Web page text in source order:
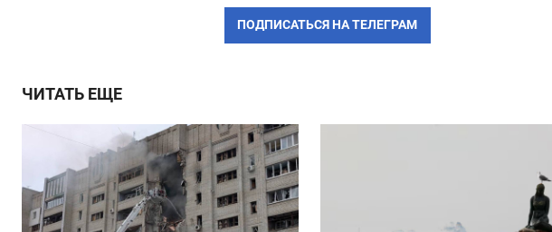
ПОДПИСАТЬСЯ НА ТЕЛЕГРАМ
ЧИТАТЬ ЕЩЕ